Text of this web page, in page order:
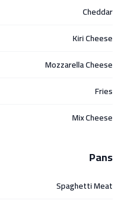
Cheddar
Kiri Cheese
Mozzarella Cheese
Fries
Mix Cheese
Pans
Spaghetti Meat